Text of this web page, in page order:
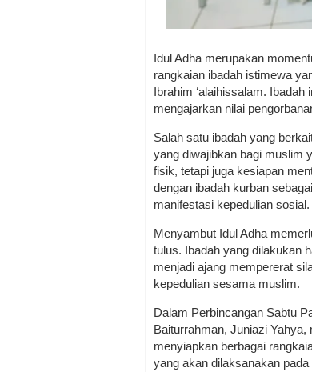
Idul Adha merupakan
rangkaian ibadah istimewa
Ibrahim ‘alaihissalam.
mengajarkan nilai
Salah satu ibadah yang
yang diwajibkan bagi muslim
fisik, tetapi juga kesiapan
dengan ibadah kurban
manifestasi kepedulian sosial.
Menyambut Idul Adha
tulus. Ibadah yang dilakukan
menjadi ajang mempererat
kepedulian sesama muslim.
Dalam Perbincangan Sabtu
Baiturrahman, Juniazi
menyiapkan berbagai
yang akan dilaksanakan